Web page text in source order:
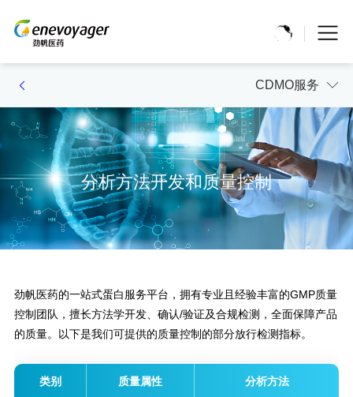
CDMO服务
分析方法开发和质量控制
劲帆医药的一站式蛋白服务平台，拥有专业且经验丰富的GMP质量
控制团队，擅长方法学开发、确认/验证及合规检测，全面保障产品
的质量。以下是我们可提供的质量控制的部分放行检测指标。
类别 质量属性 分析方法